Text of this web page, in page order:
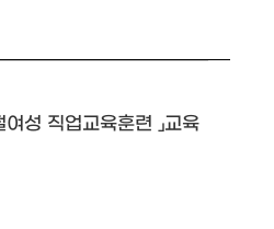
성 직업교육훈련 」교육